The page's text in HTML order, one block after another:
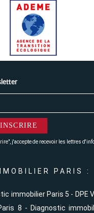
j'accepte de recevoir les lettres
PARIS :
immobilier Paris 5 - DPE
8 - Diagnostic